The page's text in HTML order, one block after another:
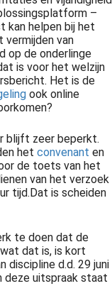
–
kan helpen bij het
vermijden van
op de onderlinge
is voor het welzijn
Het is de
ook online
blijft zeer beperkt.
het convenant en
de toets van het
van het verzoek
tijd.Dat is scheiden
te doen dat de
dat is, is kort
discipline d.d. 29 juni
deze uitspraak staat